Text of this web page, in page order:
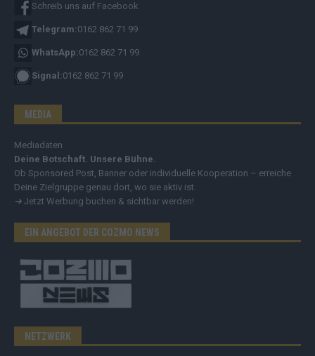
Schreib uns auf Facebook
Telegram:0162 862 71 99
WhatsApp:0162 862 71 99
Signal:0162 862 71 99
MEDIA
Mediadaten
Deine Botschaft. Unsere Bühne.
Ob Sponsored Post, Banner oder individuelle Kooperation – erreiche
Deine Zielgruppe genau dort, wo sie aktiv ist.
➔ Jetzt Werbung buchen & sichtbar werden!
EIN ANGEBOT DER COZMO NEWS
NETZWERK